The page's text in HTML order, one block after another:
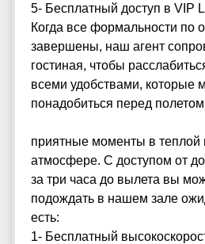
5- Бесплатный доступ в VIP
Когда все формальности по
завершены, наш агент
гостиная, чтобы
всеми удобствами, которые
понадобиться перед
приятные моменты в теплой
атмосфере. С доступом от до
за три часа до вылета вы
подождать в нашем зале
есть:
1- Бесплатный